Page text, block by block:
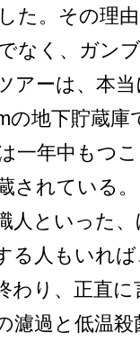
た。その理
なく、ガン­
アーは、本
の地下貯蔵
一年中もつ
されている
人とい­った
る人もいれ
わり、正直
濾過と低温